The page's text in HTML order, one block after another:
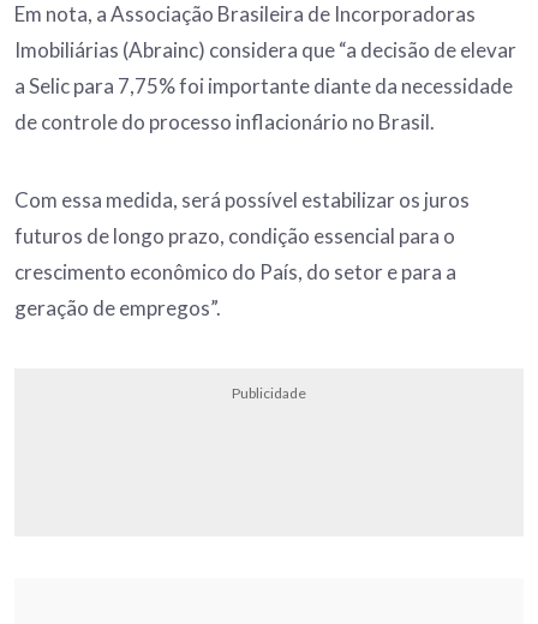
Em nota, a Associação Brasileira de Incorporadoras
Imobiliárias (Abrainc) considera que “a decisão de elevar
a Selic para 7,75% foi importante diante da necessidade
de controle do processo inflacionário no Brasil.
Com essa medida, será possível estabilizar os juros
futuros de longo prazo, condição essencial para o
crescimento econômico do País, do setor e para a
geração de empregos”.
Publicidade